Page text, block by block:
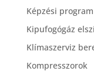
Képzési program
Kipufogógáz
Klímaszerviz
Kompresszorok